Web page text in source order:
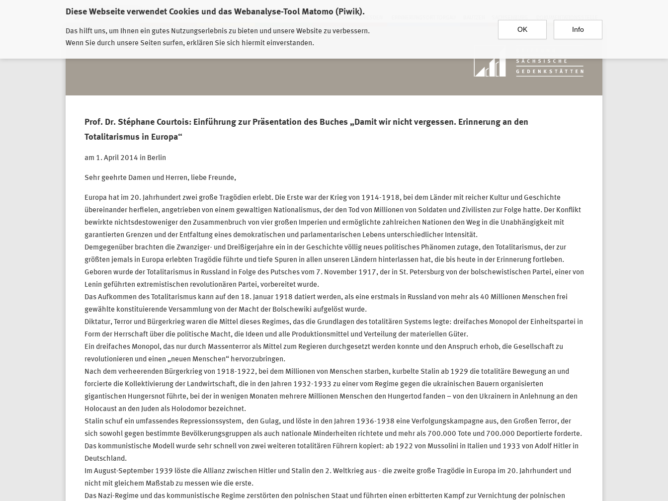
Diese Webseite verwendet Cookies und das Webanalyse-Tool Matomo (Piwik).
Das hilft uns, um Ihnen ein gutes Nutzungserlebnis zu bieten und unsere Website zu verbessern.
Wenn Sie durch unsere Seiten surfen, erklären Sie sich hiermit einverstanden.
OK Info
EHRENHAIN ZEITHAIN MÜNCHNER PLATZ DRESDEN
Prof. Dr. Stéphane Courtois: Einführung zur Präsentation des Buches „Damit wir nicht vergessen. Erinnerung an den
Totalitarismus in Europa“
am 1. April 2014 in Berlin
Sehr geehrte Damen und Herren, liebe Freunde,
Europa hat im 20. Jahrhundert zwei große Tragödien erlebt. Die Erste war der Krieg von 1914-1918, bei dem Länder mit reicher Kultur und Geschichte
übereinander herfielen, angetrieben von einem gewaltigen Nationalismus, der den Tod von Millionen von Soldaten und Zivilisten zur Folge hatte. Der Konflikt
bewirkte nichtsdestoweniger den Zusammenbruch von vier großen Imperien und ermöglichte zahlreichen Nationen den Weg in die Unabhängigkeit mit
garantierten Grenzen und der Entfaltung eines demokratischen und parlamentarischen Lebens unterschiedlicher Intensität.
Demgegenüber brachten die Zwanziger- und Dreißigerjahre ein in der Geschichte völlig neues politisches Phänomen zutage, den Totalitarismus, der zur
größten jemals in Europa erlebten Tragödie führte und tiefe Spuren in allen unseren Ländern hinterlassen hat, die bis heute in der Erinnerung fortleben.
Geboren wurde der Totalitarismus in Russland in Folge des Putsches vom 7. November 1917, der in St. Petersburg von der bolschewistischen Partei, einer von
Lenin geführten extremistischen revolutionären Partei, vorbereitet wurde.
Das Aufkommen des Totalitarismus kann auf den 18. Januar 1918 datiert werden, als eine erstmals in Russland von mehr als 40 Millionen Menschen frei
gewählte konstituierende Versammlung von der Macht der Bolschewiki aufgelöst wurde.
Diktatur, Terror und Bürgerkrieg waren die Mittel dieses Regimes, das die Grundlagen des totalitären Systems legte: dreifaches Monopol der Einheitspartei in
Form der Herrschaft über die politische Macht, die Ideen und alle Produktionsmittel und Verteilung der materiellen Güter.
Ein dreifaches Monopol, das nur durch Massenterror als Mittel zum Regieren durchgesetzt werden konnte und den Anspruch erhob, die Gesellschaft zu
revolutionieren und einen „neuen Menschen“ hervorzubringen.
Nach dem verheerenden Bürgerkrieg von 1918-1922, bei dem Millionen von Menschen starben, kurbelte Stalin ab 1929 die totalitäre Bewegung an und
forcierte die Kollektivierung der Landwirtschaft, die in den Jahren 1932-1933 zu einer vom Regime gegen die ukrainischen Bauern organisierten
gigantischen Hungersnot führte, bei der in wenigen Monaten mehrere Millionen Menschen den Hungertod fanden – von den Ukrainern in Anlehnung an den
Holocaust an den Juden als Holodomor bezeichnet.
Stalin schuf ein umfassendes Repressionssystem, den Gulag, und löste in den Jahren 1936-1938 eine Verfolgungskampagne aus, den Großen Terror, der
sich sowohl gegen bestimmte Bevölkerungsgruppen als auch nationale Minderheiten richtete und mehr als 700.000 Tote und 700.000 Deportierte forderte.
Das kommunistische Modell wurde sehr schnell von zwei weiteren totalitären Führern kopiert: ab 1922 von Mussolini in Italien und 1933 von Adolf Hitler in
Deutschland.
Im August-September 1939 löste die Allianz zwischen Hitler und Stalin den 2. Weltkrieg aus - die zweite große Tragödie in Europa im 20. Jahrhundert und
nicht mit gleichem Maßstab zu messen wie die erste.
Das Nazi-Regime und das kommunistische Regime zerstörten den polnischen Staat und führten einen erbitterten Kampf zur Vernichtung der polnischen